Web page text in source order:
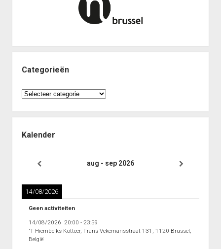
Categorieën
Categorieën
Kalender
aug - sep 2026
14/08/2026
Geen activiteiten
14/08/2026 20:00 - 23:59
'T Hiembeiks Kotteer, Frans Vekemansstraat 131, 1120 Brussel,
België